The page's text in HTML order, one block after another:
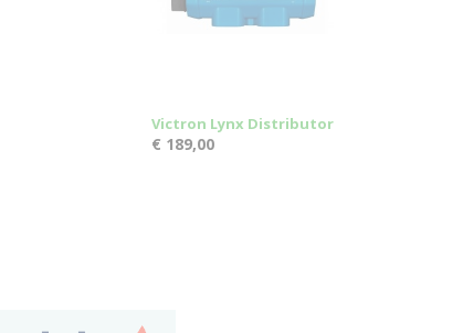
Victron Lynx Distributor
€ 189,00